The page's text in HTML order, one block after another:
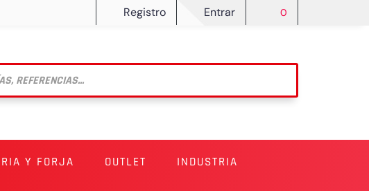
Registro Entrar 0
Y FORJA OUTLET INDUSTRIA